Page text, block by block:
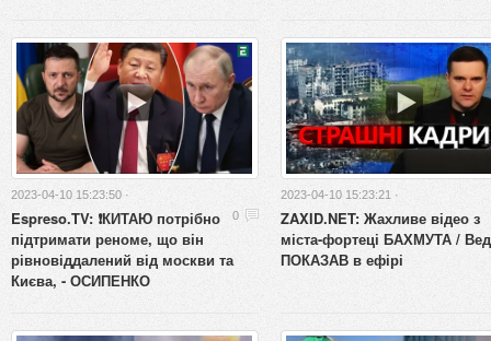
2023-04-10 15:23:50 ·
0
Espreso.TV: ❗КИТАЮ потрібно
підтримати реноме, що він
рівновіддалений від москви та
Києва, - ОСИПЕНКО
2023-04-10 15:23:21 ·
ZAXID.NET: Жахливе відео з
міста-фортеці БАХМУТА /
ПОКАЗАВ в ефірі